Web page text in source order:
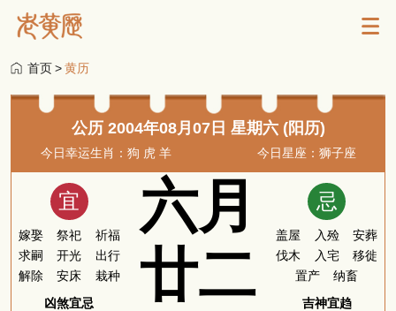
首页>黄历
公历 2004年08月07日 星期六 (阳历)
今日幸运生肖：狗 虎 羊 今日星座：狮子座
宜
嫁娶 祭祀
祈福
求嗣
开光
出行
解除
安床
栽种
凶煞宜忌
六月
廿二
忌
盖屋 入殓
安葬
伐木
入宅
移徙
置产
纳畜
吉神宜趋